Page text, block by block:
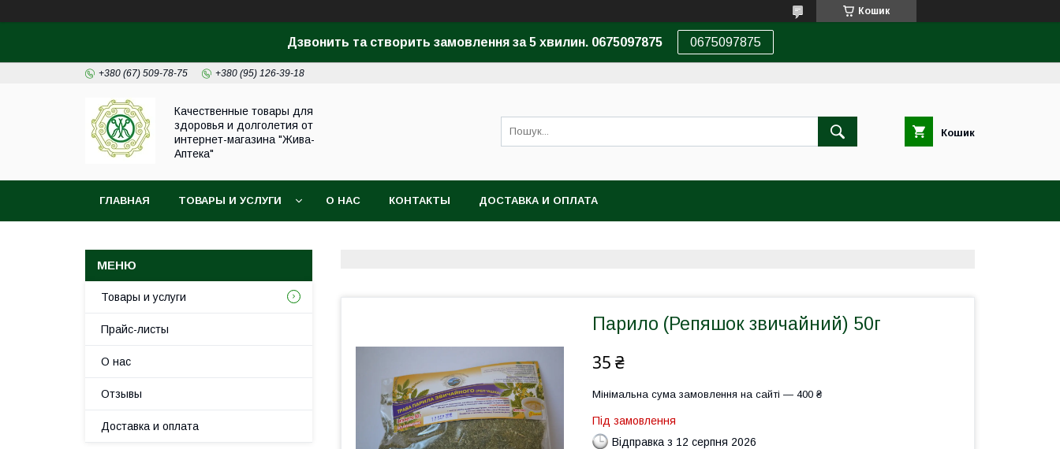
Кошик
Дзвонить та створить замовлення за 5 хвилин. 0675097875 0675097875
+380 (67) 509-78-75 +380 (95) 126-39-18
Качественные товары для
здоровья и долголетия от
интернет-магазина "Жива-
Аптека"
Кошик
ГЛАВНАЯ ТОВАРЫ И УСЛУГИ О НАС КОНТАКТЫ ДОСТАВКА И ОПЛАТА
Парило (Репяшок звичайний) 50г
35 ₴
Мінімальна сума замовлення на сайті — 400 ₴
Під замовлення
Відправка з 12 серпня 2026
Товары и услуги
Прайс-листы
О нас
Отзывы
Доставка и оплата